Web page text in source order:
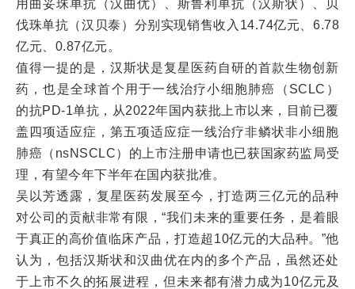
用曲妥珠单抗（汉曲优）、斯鲁利单抗（汉斯状）、贝
伐珠单抗（汉贝泰）分别实现销售收入14.74亿元、6.78
亿元、0.87亿元。
值得一提的是，汉斯状是复星医药自研的首款生物创新
药，也是全球首个用于一线治疗小细胞肺癌（SCLC）
的抗PD-1单抗，从2022年国内获批上市以来，目前已覆
盖四项适应症，第五项适应症一线治疗非鳞状非小细胞
肺癌（nsNSCLC）的上市注册申请也已获国家药监局受
理，有望今年下半年在国内获批准。
吴以芳透露，复星医药发展至今，打造两三亿元的品种
对公司的贡献非常有限，“我们未来的重要任务，是着眼
于真正的高价值临床产品，打造超10亿元的大品种。”他
认为，包括汉斯状和汉曲优在内的多个产品，虽然还处
于上市不久的拓展进程，但未来都有潜力成为10亿元及